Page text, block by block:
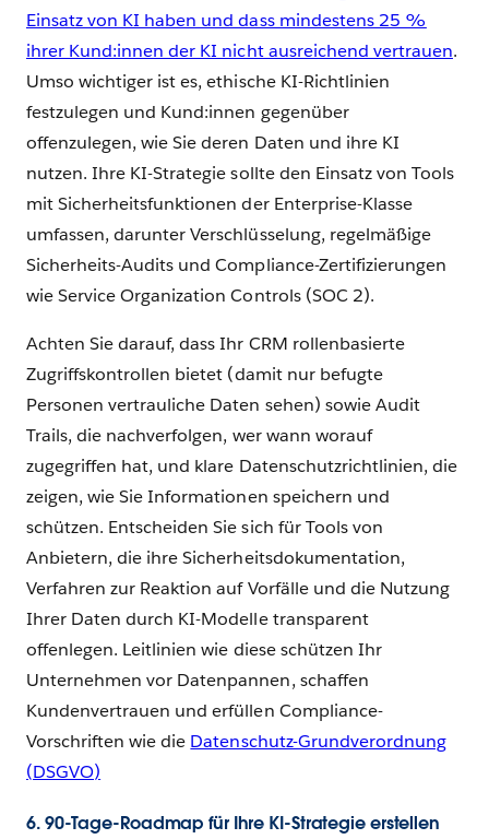
Einsatz von KI haben und dass mindestens 25 %
ihrer Kund:innen der KI nicht ausreichend vertrauen.
Umso wichtiger ist es, ethische KI-Richtlinien
festzulegen und Kund:innen gegenüber
offenzulegen, wie Sie deren Daten und ihre KI
nutzen. Ihre KI-Strategie sollte den Einsatz von Tools
mit Sicherheitsfunktionen der Enterprise-Klasse
umfassen, darunter Verschlüsselung, regelmäßige
Sicherheits-Audits und Compliance-Zertifizierungen
wie Service Organization Controls (SOC 2).
Achten Sie darauf, dass Ihr CRM rollenbasierte
Zugriffskontrollen bietet (damit nur befugte
Personen vertrauliche Daten sehen) sowie Audit
Trails, die nachverfolgen, wer wann worauf
zugegriffen hat, und klare Datenschutzrichtlinien, die
zeigen, wie Sie Informationen speichern und
schützen. Entscheiden Sie sich für Tools von
Anbietern, die ihre Sicherheitsdokumentation,
Verfahren zur Reaktion auf Vorfälle und die Nutzung
Ihrer Daten durch KI-Modelle transparent
offenlegen. Leitlinien wie diese schützen Ihr
Unternehmen vor Datenpannen, schaffen
Kundenvertrauen und erfüllen Compliance-
Vorschriften wie die Datenschutz-Grundverordnung
(DSGVO)
6. 90-Tage-Roadmap für Ihre KI-Strategie erstellen